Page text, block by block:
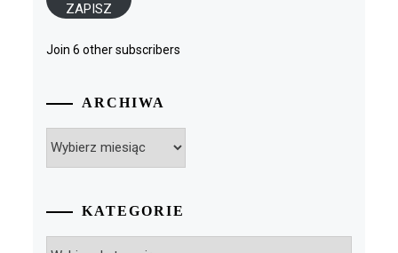
ZAPISZ
Join 6 other subscribers
ARCHIWA
KATEGORIE